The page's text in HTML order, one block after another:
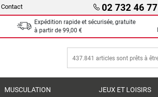
Contact 02 732 46 77
Expédition rapide et sécurisée, gratuite
à partir de 99,00 €
MUSCULATION JEUX ET LOISIRS